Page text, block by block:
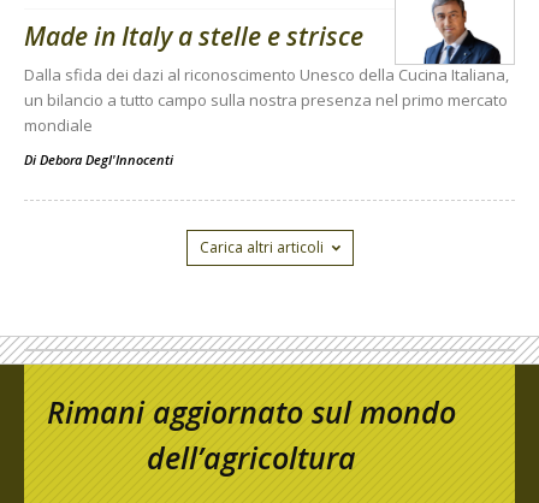
Made in Italy a stelle e strisce
Dalla sfida dei dazi al riconoscimento Unesco della Cucina Italiana,
un bilancio a tutto campo sulla nostra presenza nel primo mercato
mondiale
Di Debora Degl'Innocenti
Carica altri articoli
Rimani aggiornato sul mondo
dell’agricoltura